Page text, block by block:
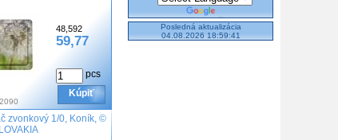
48,592
59,77
pcs
Kúpiť
zvonkový 1/0, Koník, ©
Posledná aktualizácia
04.08.2026 18:59:41